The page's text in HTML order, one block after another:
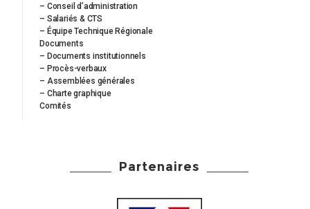
– Conseil d’administration
– Salariés & CTS
– Équipe Technique Régionale
Documents
– Documents institutionnels
– Procès-verbaux
– Assemblées générales
– Charte graphique
Comités
Partenaires